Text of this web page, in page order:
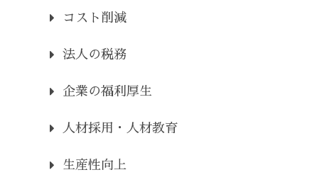
コスト削減
法人の税務
企業の福利厚生
人材採用・人材教育
生産性向上